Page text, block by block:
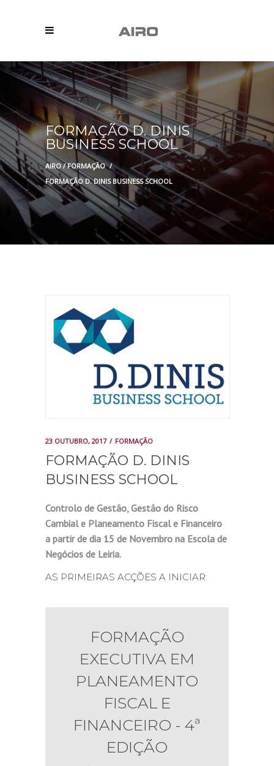
FORMAÇÃO D. DINIS
BUSINESS SCHOOL
AIRO/FORMAÇÃO /
FORMAÇÃO D. DINIS BUSINESS SCHOOL
23 OUTUBRO, 2017 FORMAÇÃO
FORMAÇÃO D. DINIS
BUSINESS SCHOOL
Controlo de Gestão, Gestão do Risco
Cambial e Planeamento Fiscal e Financeiro
a partir de dia 15 de Novembro na Escola de
Negócios de Leiria.
AS PRIMEIRAS ACÇÕES A INICIAR:
FORMAÇÃO
EXECUTIVA EM
PLANEAMENTO
FISCAL E
FINANCEIRO - 4ª
EDIÇÃO